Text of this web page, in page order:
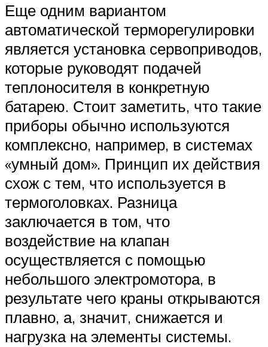
Еще одним вариантом
автоматической терморегулировки
является установка сервоприводов,
которые руководят подачей
теплоносителя в конкретную
батарею. Стоит заметить, что такие
приборы обычно используются
комплексно, например, в системах
«умный дом». Принцип их действия
схож с тем, что используется в
термоголовках. Разница
заключается в том, что
воздействие на клапан
осуществляется с помощью
небольшого электромотора, в
результате чего краны открываются
плавно, а, значит, снижается и
нагрузка на элементы системы.